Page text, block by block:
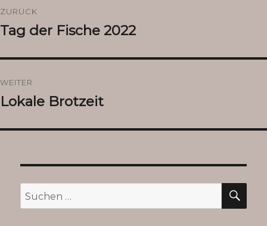
ZURÜCK
Vorheriger
Tag der Fische 2022
WEITER
Nächster
Lokale Brotzeit
Suchen
nach: